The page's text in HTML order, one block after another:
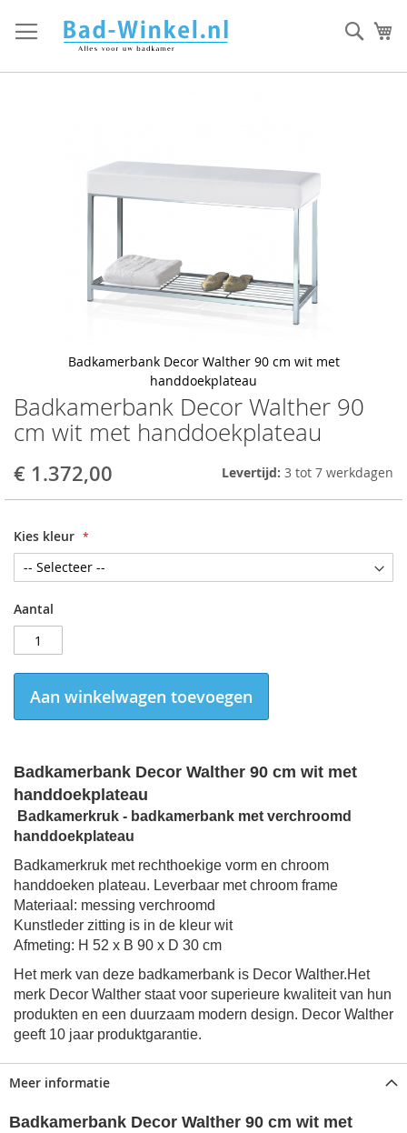
direct
door
Badkamerbank Decor Walther 90
cm wit met handdoekplateau
€ 1.372,00 Levertijd: 3 tot 7 werkdagen
Kies kleur
Aantal
Aan winkelwagen toevoegen
Badkamerbank Decor Walther 90 cm wit met
handdoekplateau
Badkamerkruk - badkamerbank met verchroomd
handdoekplateau
Badkamerkruk met rechthoekige vorm en chroom
handdoeken plateau. Leverbaar met chroom frame
Materiaal: messing verchroomd
Kunstleder zitting is in de kleur wit
Afmeting: H 52 x B 90 x D 30 cm
Het merk van deze badkamerbank is Decor Walther.Het
merk Decor Walther staat voor superieure kwaliteit van hun
produkten en een duurzaam modern design. Decor Walther
geeft 10 jaar produktgarantie.
Badkamerbank Decor Walther 90 cm wit met
handdoekplateau
Skip
to
the
of
gallery
Meer informatie
Badkamerbank Decor Walther 90 cm wit met